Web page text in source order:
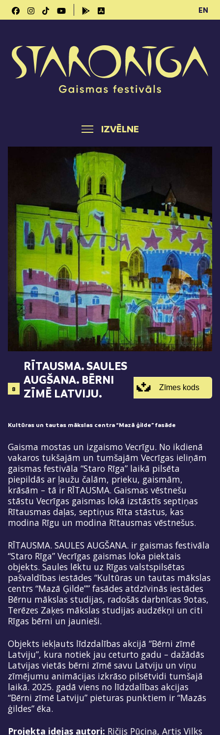
EN
IZVĒLNE
8
RĪTAUSMA. SAULES
AUGŠANA. BĒRNI
ZĪMĒ LATVIJU.
Zīmes kods
Kultūras un tautas mākslas centra “Mazā ģilde” fasāde
Gaisma mostas un izgaismo Vecrīgu. No ikdienā
vakaros tukšajām un tumšajām Vecrīgas ieliņām
gaismas festivāla “Staro Rīga” laikā pilsēta
piepildās ar ļaužu čalām, prieku, gaismām,
krāsām – tā ir RĪTAUSMA. Gaismas vēstnešu
stāstu Vecrīgas gaismas lokā izstāstīs septiņas
Rītausmas daļas, septiņus Rīta stāstus, kas
modina Rīgu un modina Rītausmas vēstnešus.
RĪTAUSMA. SAULES AUGŠANA. ir gaismas festivāla
“Staro Rīga” Vecrīgas gaismas loka piektais
objekts. Saules lēktu uz Rīgas valstspilsētas
pašvaldības iestādes “Kultūras un tautas mākslas
centrs “Mazā Ģilde”” fasādes atdzīvinās iestādes
Bērnu mākslas studijas, radošās darbnīcas 9otas,
Terēzes Zaķes mākslas studijas audzēkņi un citi
Rīgas bērni un jaunieši.
Objekts iekļauts līdzdalības akcijā “Bērni zīmē
Latviju”, kura notiek jau ceturto gadu – dažādās
Latvijas vietās bērni zīmē savu Latviju un viņu
zīmējumu animācijas izkrāso pilsētvidi tumšajā
laikā. 2025. gadā viens no līdzdalības akcijas
“Bērni zīmē Latviju” pieturas punktiem ir “Mazās
ģildes” ēka.
Projekta idejas autori: Ričijs Pūciņa, Artis Vilks